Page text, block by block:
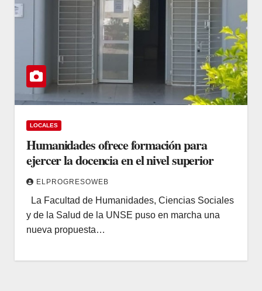
LOCALES
Humanidades ofrece formación para
ejercer la docencia en el nivel superior
ELPROGRESOWEB
La Facultad de Humanidades, Ciencias Sociales
y de la Salud de la UNSE puso en marcha una
nueva propuesta…